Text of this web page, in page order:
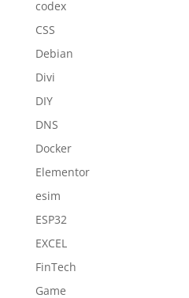
codex
CSS
Debian
Divi
DIY
DNS
Docker
Elementor
esim
ESP32
EXCEL
FinTech
Game